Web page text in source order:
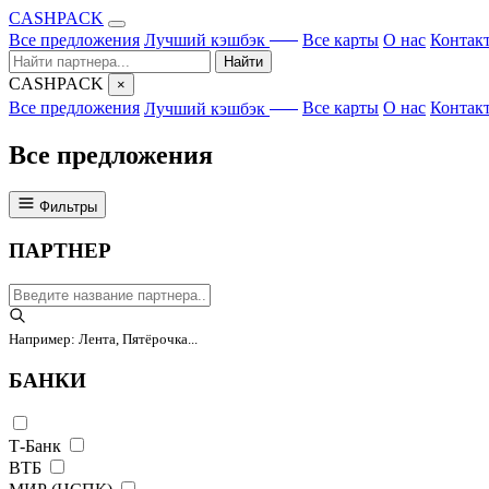
CASHPACK
Все предложения Лучший кэшбэк Все карты О нас
Найти
CASHPACK ×
Все предложения Лучший кэшбэк Все карты О нас
Все предложения
Фильтры
ПАРТНЕР
Например: Лента, Пятёрочка...
БАНКИ
Т-Банк
ВТБ